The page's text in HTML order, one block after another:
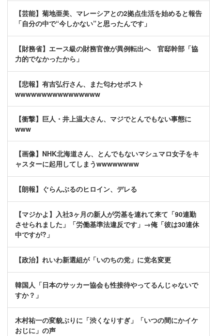
【芸能】菊地亜美、マレーシアとの2拠点生活を始めると報告
「自分の中で“今しかない”と思ったんです」
【財務省】エース級の財務官僚が異例転出へ 官邸幹部「協
力的でなかったから」
【悲報】有吉弘行さん、また匂わせポスト
wwwwwwwwwwwwwwww
【衝撃】巨人・井上温大さん、マジでとんでもない事態に
www
【画像】NHK北海道さん、とんでもないマシュマロ女子をキ
ャスターに起用してしまうwwwwwwww
【朗報】ぐらんぶるのヒロイン、デレる
【マジかよ】入社3ヶ月の新人が労基を連れて来て「90連勤
させられました」「労働基準法違反です」→俺「彼は30連休
中ですが?」
【政治】れいわ新選組が「いのちの党」に党名変更
韓国人「日本のサッカー協会も性接待やってるんじゃないで
すか？」
木村祐一の変貌ぶりに「渋くなりすぎ」「いつの間にかイケ
おじに」の声